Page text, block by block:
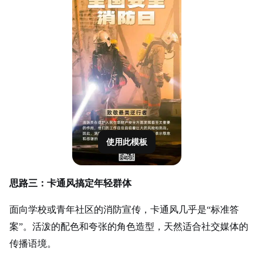
使用此模板
思路三：卡通风搞定年轻群体
面向学校或青年社区的消防宣传，卡通风几乎是“标准答
案”。活泼的配色和夸张的角色造型，天然适合社交媒体的
传播语境。